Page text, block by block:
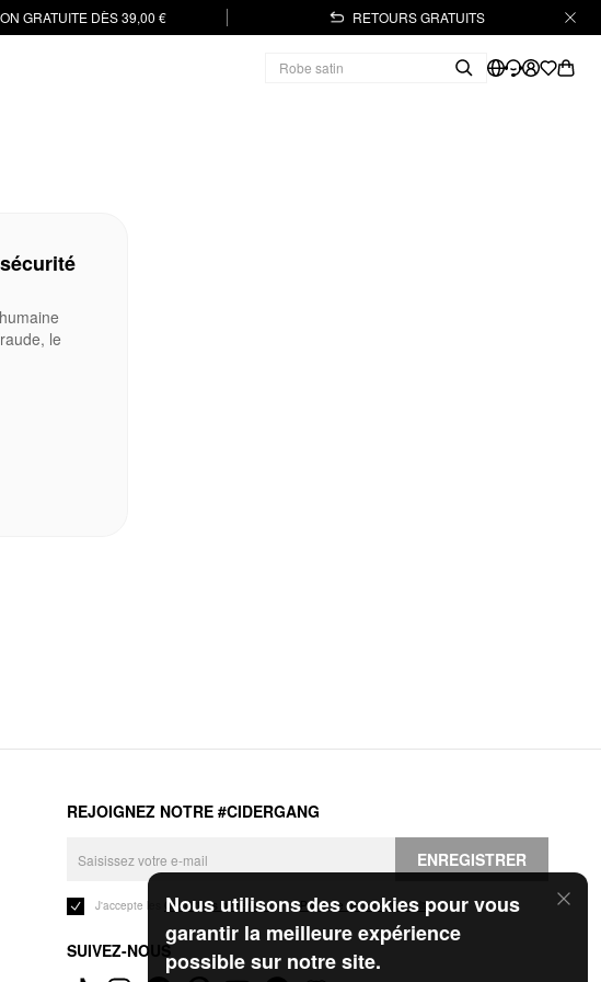
GRATUITE DÈS 39,00 € RETOURS GRATUITS
Nous utilisons des cookies pour vous
garantir la meilleure expérience
possible sur notre site.
le
REJOIGNEZ NOTRE #CIDERGANG
ENREGISTRER
J'accepte les Conditions généraleset laPolitique de confidentialité.
SUIVEZ-NOUS